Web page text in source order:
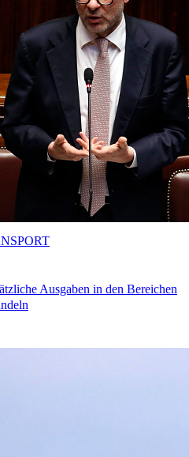
Ausgaben in den Bereichen